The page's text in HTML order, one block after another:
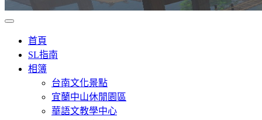
首頁
SL指南
相簿
台南文化景點
宜蘭中山休閒園區
華語文教學中心